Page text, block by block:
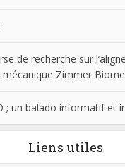
de recherche sur
Zimmer
; un balado informatif et
Liens utiles